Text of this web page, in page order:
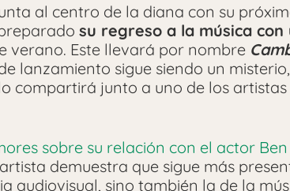
al centro de la diana con su
su regreso a la música
verano. Este llevará por nombre
lanzamiento sigue siendo un
compartirá junto a uno de los
sobre su relación con el actor
demuestra que sigue más
audiovisual, sino también la de la